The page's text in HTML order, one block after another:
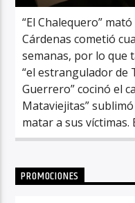
“El Chalequero”
Cárdenas cometió
semanas, por lo que
“el estrangulador de
Guerrero” cocinó el
Mataviejitas”
matar a sus
PROMOCIONES